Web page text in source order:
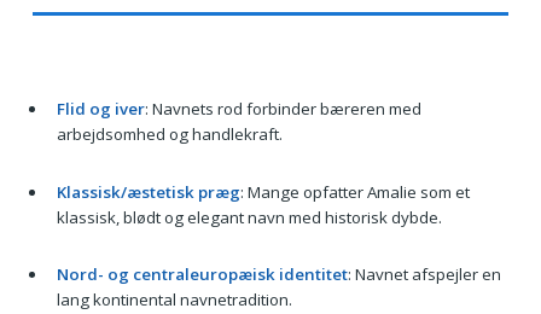
Flid og iver: Navnets rod forbinder bæreren med
arbejdsomhed og handlekraft.
Klassisk/æstetisk præg: Mange opfatter Amalie som et
klassisk, blødt og elegant navn med historisk dybde.
Nord- og centraleuropæisk identitet: Navnet afspejler en
lang kontinental navnetradition.